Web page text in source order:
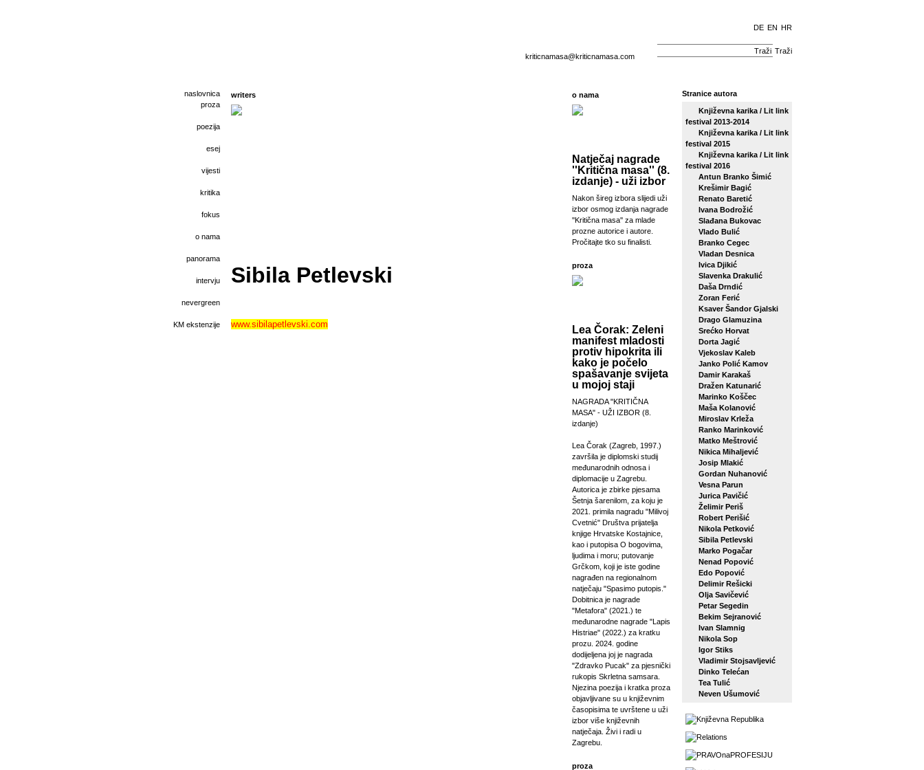
kriticnamasa@kriticnamasa.com
HR
EN
DE
Traži
naslovnica
proza
poezija
esej
vijesti
kritika
fokus
o nama
panorama
intervju
nevergreen
KM ekstenzije
writers
Sibila Petlevski
www.sibilapetlevski.com
o nama
Natječaj nagrade
''Kritična masa'' (8.
izdanje) - uži izbor
Nakon šireg izbora slijedi uži
izbor osmog izdanja nagrade
''Kritična masa'' za mlade
prozne autorice i autore.
Pročitajte tko su finalisti.
proza
Lea Čorak: Zeleni
manifest mladosti
protiv hipokrita ili
kako je počelo
spašavanje svijeta
u mojoj staji
NAGRADA "KRITIČNA
MASA" - UŽI IZBOR (8.
izdanje)
Lea Čorak (Zagreb, 1997.)
završila je diplomski studij
međunarodnih odnosa i
diplomacije u Zagrebu.
Autorica je zbirke pjesama
Šetnja šarenilom, za koju je
2021. primila nagradu "Milivoj
Cvetnić" Društva prijatelja
knjige Hrvatske Kostajnice,
kao i putopisa O bogovima,
ljudima i moru; putovanje
Grčkom, koji je iste godine
nagrađen na regionalnom
natječaju "Spasimo putopis."
Dobitnica je nagrade
"Metafora" (2021.) te
međunarodne nagrade "Lapis
Histriae" (2022.) za kratku
prozu. 2024. godine
dodijeljena joj je nagrada
"Zdravko Pucak" za pjesnički
rukopis Skrletna samsara.
Njezina poezija i kratka proza
objavljivane su u književnim
časopisima te uvrštene u uži
izbor više književnih
natječaja. Živi i radi u
Zagrebu.
proza
Stranice autora
Književna karika / Lit link
festival 2013-2014
Književna karika / Lit link
festival 2015
Književna karika / Lit link
festival 2016
Antun Branko Šimić
Krešimir Bagić
Renato Baretić
Ivana Bodrožić
Slađana Bukovac
Vlado Bulić
Branko Cegec
Vladan Desnica
Ivica Djikić
Slavenka Drakulić
Daša Drndić
Zoran Ferić
Ksaver Šandor Gjalski
Drago Glamuzina
Srećko Horvat
Dorta Jagić
Vjekoslav Kaleb
Janko Polić Kamov
Damir Karakaš
Dražen Katunarić
Marinko Koščec
Maša Kolanović
Miroslav Krleža
Ranko Marinković
Matko Meštrović
Nikica Mihaljević
Josip Mlakić
Gordan Nuhanović
Vesna Parun
Jurica Pavičić
Želimir Periš
Robert Perišić
Nikola Petković
Sibila Petlevski
Marko Pogačar
Nenad Popović
Edo Popović
Delimir Rešicki
Olja Savičević
Petar Segedin
Bekim Sejranović
Ivan Slamnig
Nikola Sop
Igor Stiks
Vladimir Stojsavljević
Dinko Telećan
Tea Tulić
Neven Ušumović